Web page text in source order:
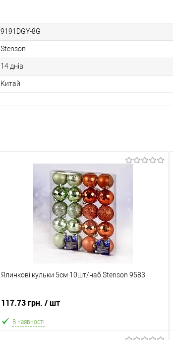
9191DGY-8G
Stenson
14 днів
Китай
Ялинкові кульки 5см 10шт/наб Stenson 9583
117.73 грн. / шт
В наявності